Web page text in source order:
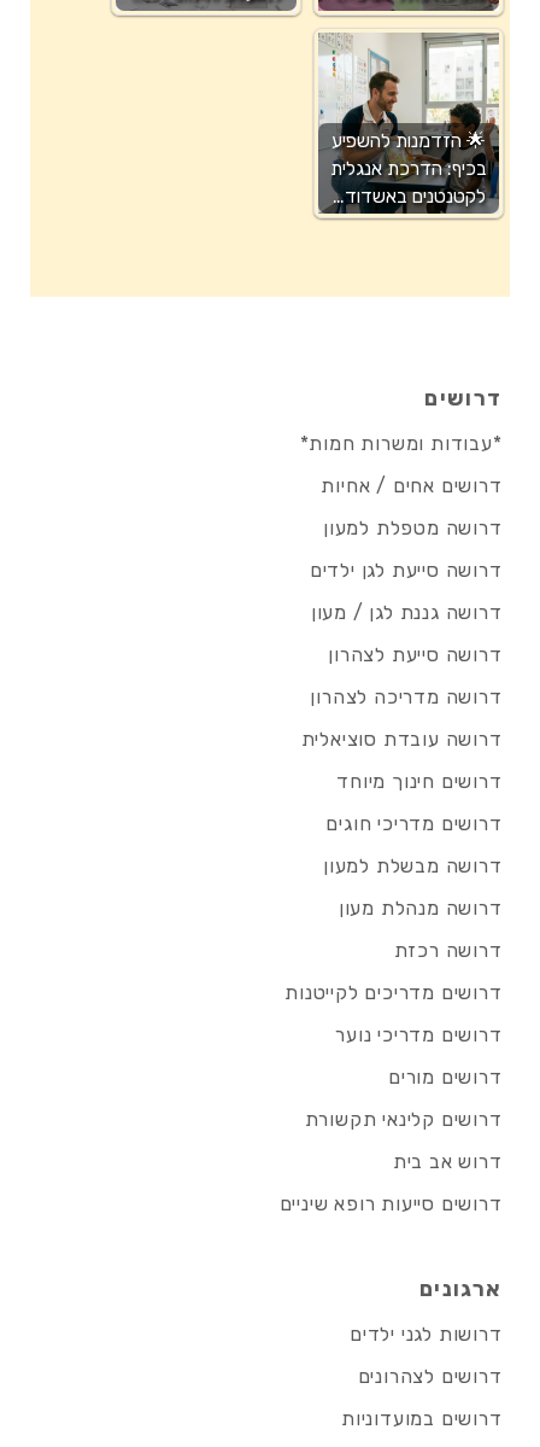
🌟 הזדמנות להשפיע
בכיף: הדרכת אנגלית
לקטנטנים באשדוד…
דרושים
*עבודות ומשרות חמות*
דרושים אחים / אחיות
דרושה מטפלת למעון
דרושה סייעת לגן ילדים
דרושה גננת לגן / מעון
דרושה סייעת לצהרון
דרושה מדריכה לצהרון
דרושה עובדת סוציאלית
דרושים חינוך מיוחד
דרושים מדריכי חוגים
דרושה מבשלת למעון
דרושה מנהלת מעון
דרושה רכזת
דרושים מדריכים לקייטנות
דרושים מדריכי נוער
דרושים מורים
דרושים קלינאי תקשורת
דרוש אב בית
דרושים סייעות רופא שיניים
ארגונים
דרושות לגני ילדים
דרושים לצהרונים
דרושים במועדוניות